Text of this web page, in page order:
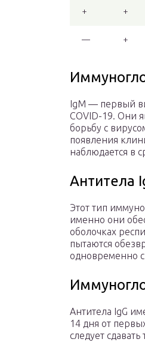
+ +
— +
IgM — первый
COVID-19. Они
борьбу с
появления
наблюдается в
Антитела
Этот тип
именно они
оболочках
пытаются
одновременно
Антитела IgG
14 дня от
следует